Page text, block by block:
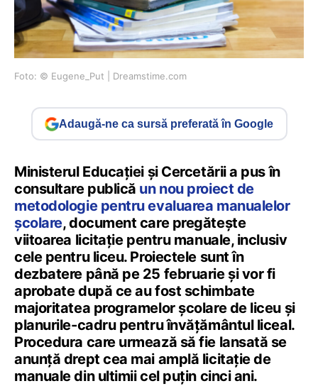
Foto: © Eugene_Put | Dreamstime.com
Adaugă-ne ca sursă preferată în Google
Ministerul Educației și Cercetării a pus în
consultare publică un nou proiect de
metodologie pentru evaluarea manualelor
școlare, document care pregătește
viitoarea licitație pentru manuale, inclusiv
cele pentru liceu. Proiectele sunt în
dezbatere până pe 25 februarie și vor fi
aprobate după ce au fost schimbate
majoritatea programelor școlare de liceu și
planurile-cadru pentru învățământul liceal.
Procedura care urmează să fie lansată se
anunță drept cea mai amplă licitație de
manuale din ultimii cel puțin cinci ani.